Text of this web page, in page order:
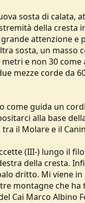
sosta di calata,
della
attenzione
sosta, un
e non 30
mezze corde da
come guida un
alla base
il Molare e il
(III-) lungo il
della cresta.
dritto. Mi viene
montagne che
Cai Marco Albino